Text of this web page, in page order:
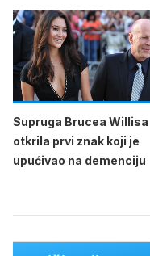
Supruga Brucea Willisa
otkrila prvi znak koji je
upućivao na demenciju